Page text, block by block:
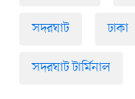
সদরঘাট ঢাকা
সদরঘাট টার্মিনাল